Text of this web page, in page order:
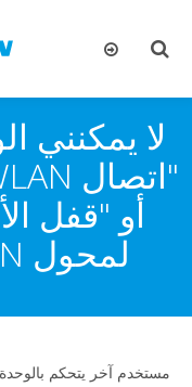
تبديل
لا يمكنني
أو "قفل
لمحول WLAN الخاص بي.
مستخدم آخر يتحكم